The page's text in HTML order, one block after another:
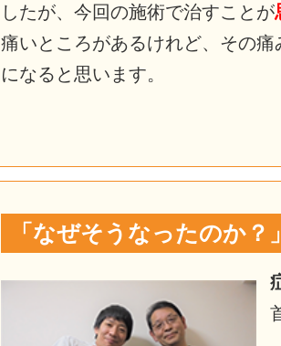
したが、今回の施術で治すことが
痛いところがあるけれど、その
になると思います。
「なぜそうなったのか